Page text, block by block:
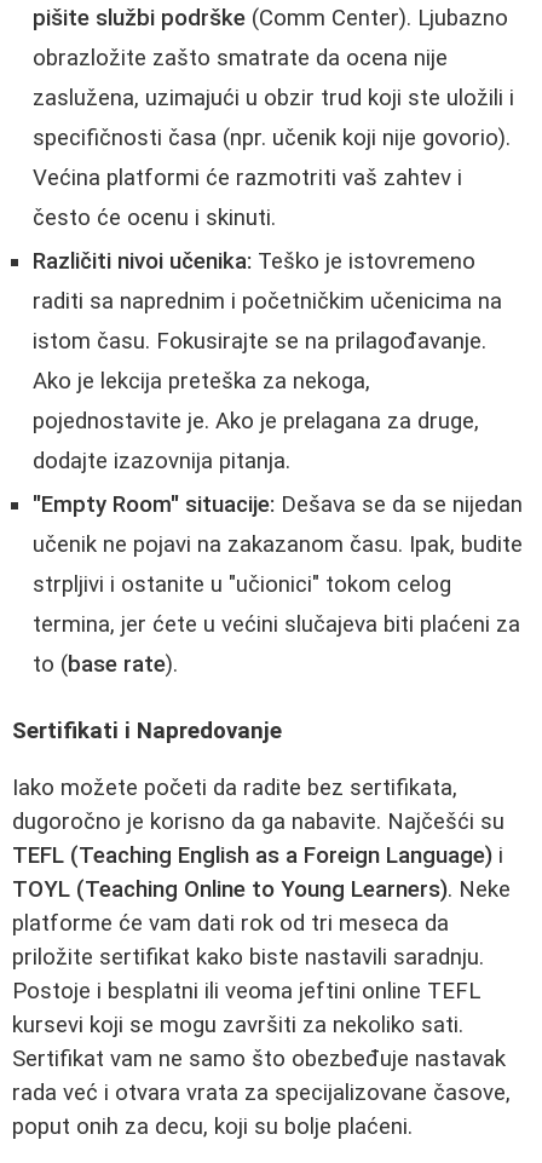
pišite službi podrške (Comm Center). Ljubazno
obrazložite zašto smatrate da ocena nije
zaslužena, uzimajući u obzir trud koji ste uložili i
specifičnosti časa (npr. učenik koji nije govorio).
Većina platformi će razmotriti vaš zahtev i
često će ocenu i skinuti.
Različiti nivoi učenika: Teško je istovremeno
raditi sa naprednim i početničkim učenicima na
istom času. Fokusirajte se na prilagođavanje.
Ako je lekcija preteška za nekoga,
pojednostavite je. Ako je prelagana za druge,
dodajte izazovnija pitanja.
"Empty Room" situacije: Dešava se da se nijedan
učenik ne pojavi na zakazanom času. Ipak, budite
strpljivi i ostanite u "učionici" tokom celog
termina, jer ćete u većini slučajeva biti plaćeni za
to (base rate).
Sertifikati i Napredovanje
Iako možete početi da radite bez sertifikata,
dugoročno je korisno da ga nabavite. Najčešći su
TEFL (Teaching English as a Foreign Language) i
TOYL (Teaching Online to Young Learners). Neke
platforme će vam dati rok od tri meseca da
priložite sertifikat kako biste nastavili saradnju.
Postoje i besplatni ili veoma jeftini online TEFL
kursevi koji se mogu završiti za nekoliko sati.
Sertifikat vam ne samo što obezbeđuje nastavak
rada već i otvara vrata za specijalizovane časove,
poput onih za decu, koji su bolje plaćeni.